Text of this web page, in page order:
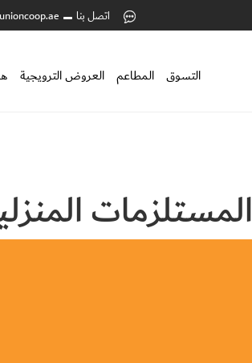
اتصل بنا
التسوق المطاعم العروض الترويجية
المستلزمات